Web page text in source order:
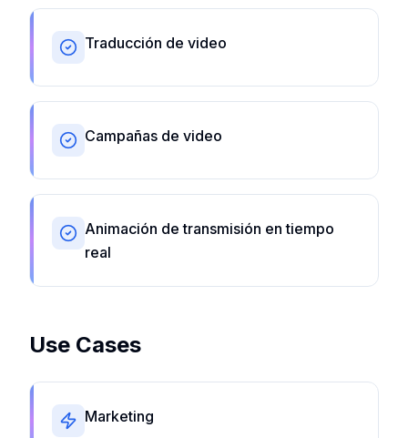
Traducción de video
Campañas de video
Animación de transmisión en tiempo
real
Use Cases
Marketing